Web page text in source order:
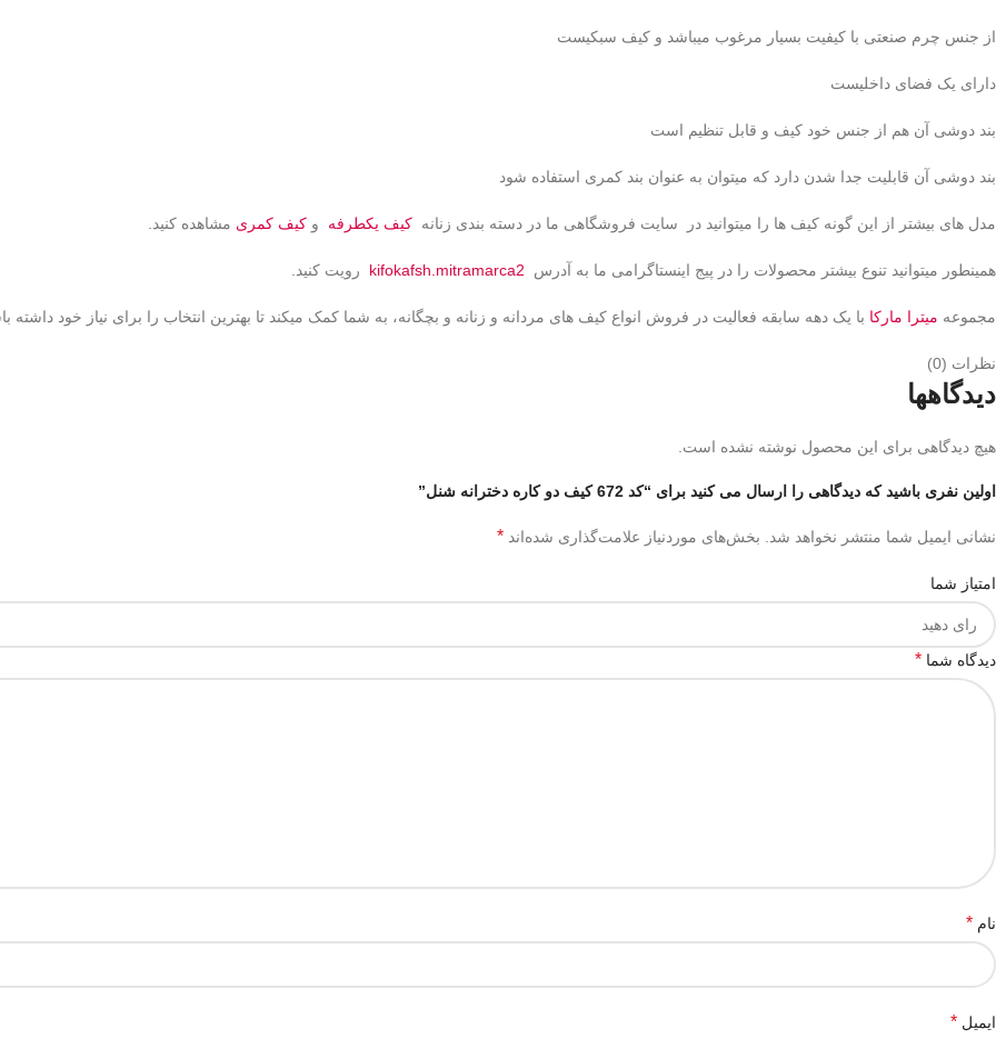
از جنس چرم صنعتی با کیفیت بسیار مرغوب میباشد و کیف سبکیست
دارای یک فضای داخلیست
بند دوشی آن هم از جنس خود کیف و قابل تنظیم است
بند دوشی آن قابلیت جدا شدن دارد که میتوان به عنوان بند کمری استفاده شود
مدل های بیشتر از این گونه کیف ها را میتوانید در سایت فروشگاهی ما در دسته بندی زنانه کیف یکطرفه و کیف کمری مشاهده کنید.
همینطور میتوانید تنوع بیشتر محصولات را در پیج اینستاگرامی ما به آدرس kifokafsh.mitramarca2 رویت کنید.
مجموعه میترا مارکا با یک دهه سابقه فعالیت در فروش انواع کیف های مردانه و زنانه و بچگانه، به شما کمک میکند تا بهترین انتخاب را برای نیاز خود داشته
نظرات (0)
دیدگاهها
هیچ دیدگاهی برای این محصول نوشته نشده است.
اولین نفری باشید که دیدگاهی را ارسال می کنید برای “کد 672 کیف دو کاره دخترانه شنل”
نشانی ایمیل شما منتشر نخواهد شد. بخش‌های موردنیاز علامت‌گذاری شده‌اند *
امتیاز شما
دیدگاه شما *
نام *
ایمیل *